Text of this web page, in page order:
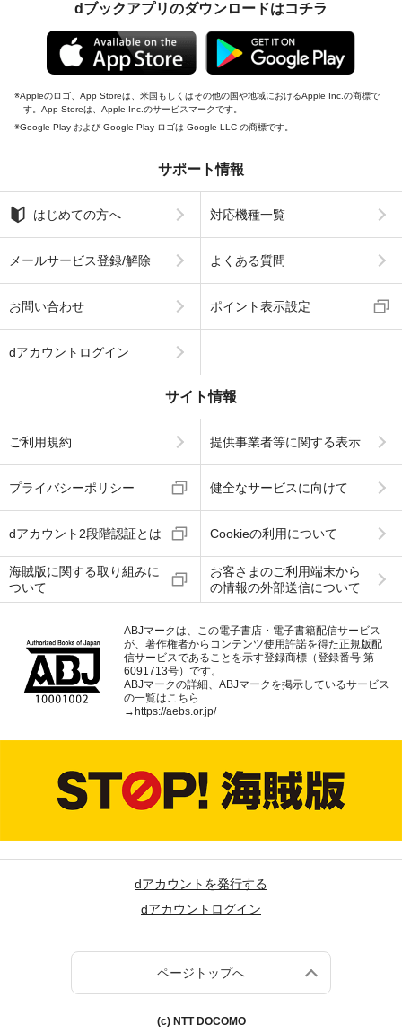
dブックアプリのダウンロードはコチラ
Appleのロゴ、App Storeは、米国もしくはその他の国や地域におけるApple Inc.の商標で
す。App Storeは、Apple Inc.のサービスマークです。
Google Play および Google Play ロゴは Google LLC の商標です。
サポート情報
はじめての方へ 対応機種一覧
メールサービス登録/解除 よくある質問
お問い合わせ ポイント表示設定
dアカウントログイン
サイト情報
ご利用規約 提供事業者等に関する表示
プライバシーポリシー 健全なサービスに向けて
dアカウント2段階認証とは Cookieの利用について
海賊版に関する取り組みに
ついて
お客さまのご利用端末から
の情報の外部送信について
ABJマークは、この電子書店・電子書籍配信サービス
が、著作権者からコンテンツ使用許諾を得た正規版配
信サービスであることを示す登録商標（登録番号 第
6091713号）です。
ABJマークの詳細、ABJマークを掲示しているサービス
の一覧はこちら
→ https://aebs.or.jp/
dアカウントを発行する
dアカウントログイン
ページトップへ
(c) NTT DOCOMO